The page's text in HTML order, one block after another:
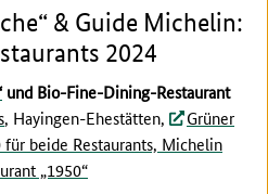
& Guide Michelin:
2024
und Bio-Fine-Dining-Restaurant
, Hayingen-Ehestätten,
Grüner
beide Restaurants, Michelin
„1950“